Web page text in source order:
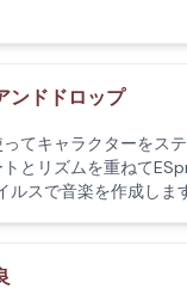
ンドドロップ
てキャラクターをス
とリズムを重ねて
ルスで音楽を作成しま